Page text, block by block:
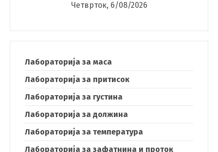
Четврток, 6/08/2026
Лабораторија за маса
Лабораторија за притисок
Лабораторија за густина
Лабораторија за должина
Лабораторија за температура
Лабораторија за зафатнина и проток